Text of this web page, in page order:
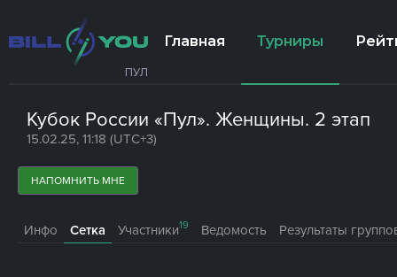
ПУЛ
Главная Турниры
Кубок России «Пул». Женщины. 2 этап
15.02.25, 11:18 (UTC+3)
НАПОМНИТЬ МНЕ
Инфо Сетка Участники19 Ведомость Результаты